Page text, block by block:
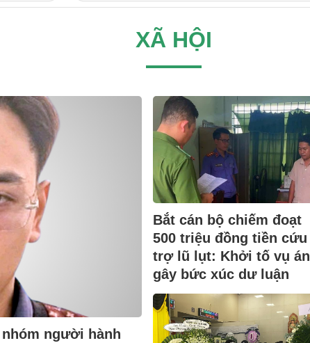
XÃ HỘI
người hành
Bắt cán bộ chiếm đoạt
500 triệu đồng tiền cứu
trợ lũ lụt: Khởi tố vụ án
gây bức xúc dư luận